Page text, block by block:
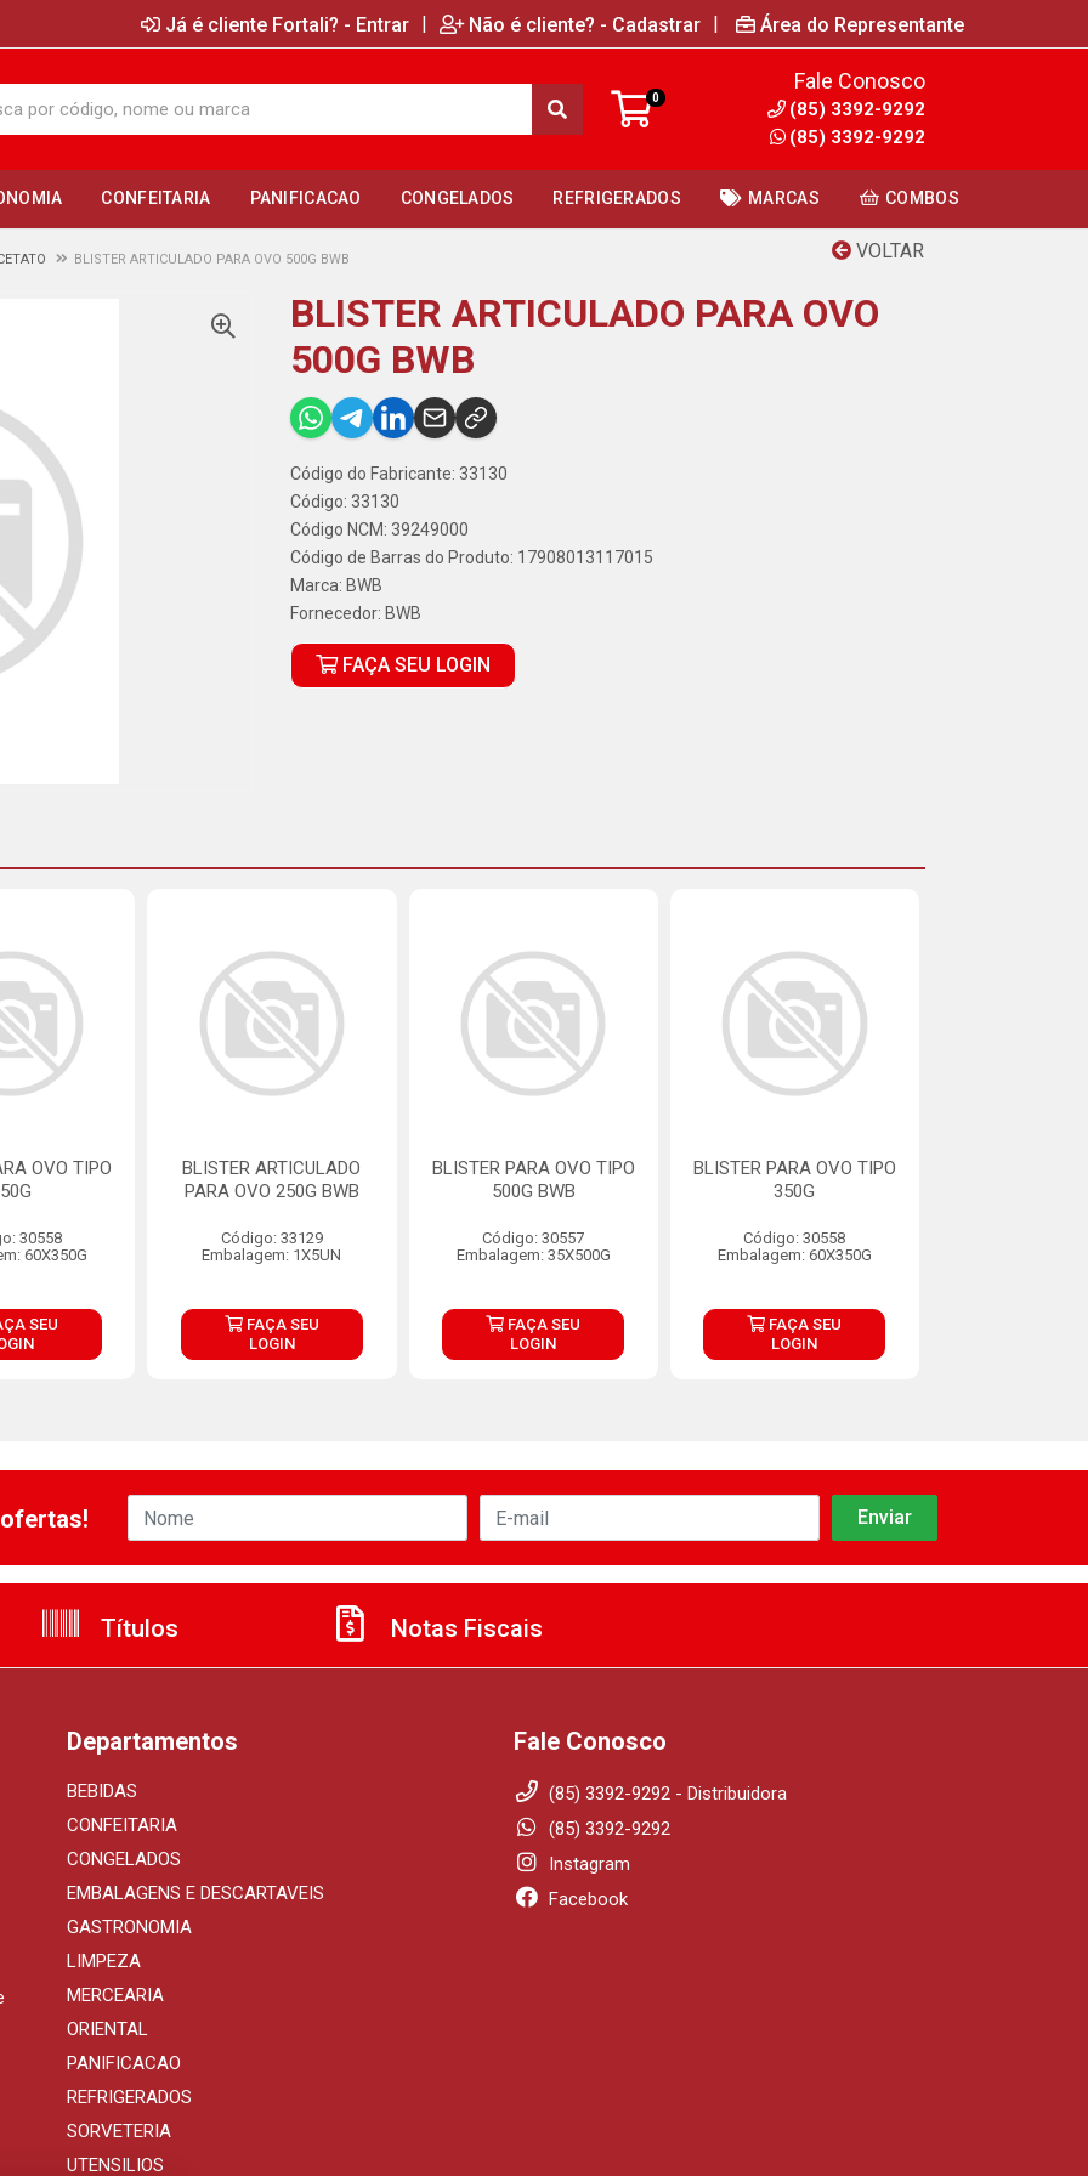
Já é cliente Fortali? - Entrar | Não é cliente? - Cadastrar | Área do Representante
0
Fale Conosco
(85) 3392-9292
(85) 3392-9292
CONFEITARIA PANIFICACAO CONGELADOS REFRIGERADOS MARCAS COMBOS
VOLTAR
BLISTER ARTICULADO PARA OVO 500G BWB
BLISTER ARTICULADO PARA OVO
500G BWB
Código do Fabricante: 33130
Código: 33130
Código NCM: 39249000
Código de Barras do Produto: 17908013117015
Marca: BWB
Fornecedor: BWB
FAÇA SEU LOGIN
OVO TIPO
30558
60X350G
SEU
BLISTER ARTICULADO
PARA OVO 250G BWB
Código: 33129
Embalagem: 1X5UN
FAÇA SEU
LOGIN
BLISTER PARA OVO TIPO
500G BWB
Código: 30557
Embalagem: 35X500G
FAÇA SEU
LOGIN
BLISTER PARA OVO TIPO
350G
Código: 30558
Embalagem: 60X350G
FAÇA SEU
LOGIN
Títulos Notas Fiscais
Departamentos
BEBIDAS
CONFEITARIA
CONGELADOS
EMBALAGENS E DESCARTAVEIS
GASTRONOMIA
LIMPEZA
MERCEARIA
ORIENTAL
PANIFICACAO
REFRIGERADOS
SORVETERIA
UTENSILIOS
Fale Conosco
(85) 3392-9292 - Distribuidora
(85) 3392-9292
Instagram
Facebook